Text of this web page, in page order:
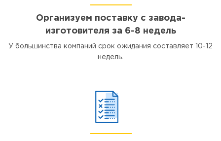
Организуем поставку с завода-
изготовителя за 6-8 недель
У большинства компаний срок ожидания составляет 10-12
недель.